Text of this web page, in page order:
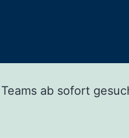
ab sofort